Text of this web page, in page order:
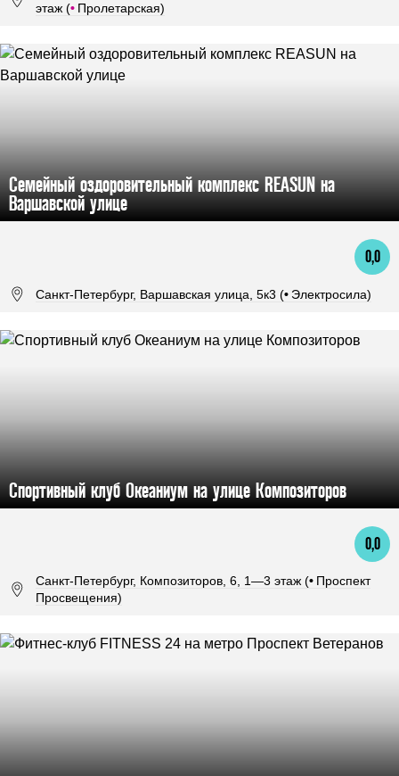
этаж (• Пролетарская)
Семейный оздоровительный комплекс REASUN на
Варшавской улице
0,0
Санкт-Петербург, Варшавская улица, 5к3 (• Электросила)
Спортивный клуб Океаниум на улице Композиторов
0,0
Санкт-Петербург, Композиторов, 6, 1—3 этаж (• Проспект
Просвещения)